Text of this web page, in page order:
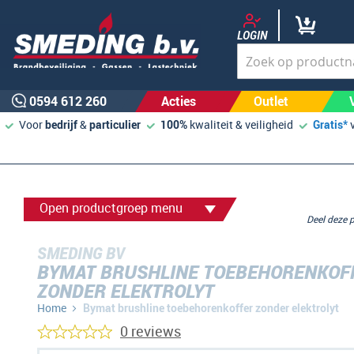
LOGIN
0594 612 260 Acties Outlet
Voorbedrijf&particulier 100% kwaliteit & veiligheid Gratis*
Open productgroep menu
SMEDING BV
BYMAT BRUSHLINE
ZONDER ELEKTROLYT
Home Bymat brushline toebehorenkoffer zonder elektrolyt
Deel
0 reviews